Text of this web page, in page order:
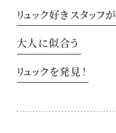
リュック好きスタッフが
大人に似合う
リュックを発見！